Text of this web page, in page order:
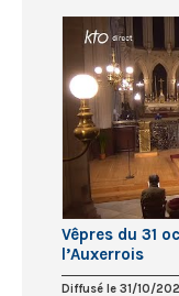
Vêpres du 31
l’Auxerrois
Diffusé le 31/10/